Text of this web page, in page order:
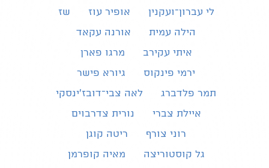
לי עברון־ועקנין
אופיר עוז
שז
הילה עמית
אורנה עקאד
איתי עקירב
מרגו פארן
ירמי פינקוס
גיורא פישר
תמר פלדברג
לאה צבי־דובז׳ינסקי
איילת צברי
נורית צדרבוים
רוני צורף
ריטה קוגן
גל קוסטוריצה
מאיה קופרמן